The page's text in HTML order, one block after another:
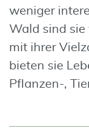
weniger
Wald sind sie
mit ihrer
bieten sie
Pflanzen-,